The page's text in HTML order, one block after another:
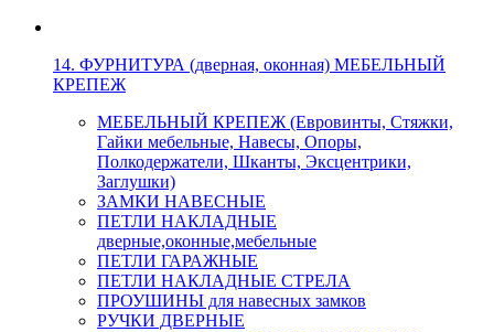
14. ФУРНИТУРА (дверная, оконная) МЕБЕЛЬНЫЙ
КРЕПЕЖ
МЕБЕЛЬНЫЙ КРЕПЕЖ (Евровинты, Стяжки,
Гайки мебельные, Навесы, Опоры,
Полкодержатели, Шканты, Эксцентрики,
Заглушки)
ЗАМКИ НАВЕСНЫЕ
ПЕТЛИ НАКЛАДНЫЕ
дверные,оконные,мебельные
ПЕТЛИ ГАРАЖНЫЕ
ПЕТЛИ НАКЛАДНЫЕ СТРЕЛА
ПРОУШИНЫ для навесных замков
РУЧКИ ДВЕРНЫЕ